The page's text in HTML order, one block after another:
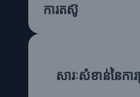
ការតស៊ូ
សារៈសំខាន់នៃកា